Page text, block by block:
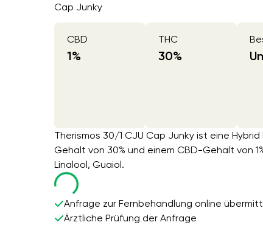
Cap Junky
CBD
1%
THC
30%
Therismos 30/1 CJU Cap Junky ist eine
Gehalt von 30% und einem CBD-Gehalt von
Linalool, Guaiol.
Anfrage zur Fernbehandlung online
Ärztliche Prüfung der Anfrage